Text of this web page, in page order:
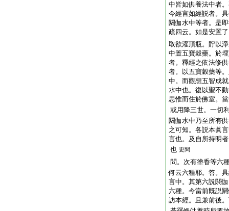
中皆如供養法中者
今經言如經説者。
閼伽水中等者。是
疏四云。如是安置
取欲灌頂瓶。貯以
中置五寶穀藥。於
者。釋經之依法修
者。以五寶穀藥等
中。而觀想五智成
水中也。復以聖不
思惟而住於佛室。
或用降三世。一切
閼伽水中乃至所有
之可知。各説本眞
言也。及自所持明
也 更問
問。次有塗香等六
何云六種耶。答。
言中。其第六説閼
六種。今當前既説
訪本經。且兼前後